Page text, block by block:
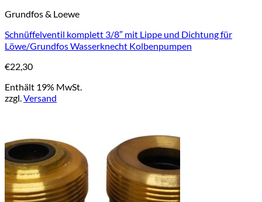
Grundfos & Loewe
Schnüffelventil komplett 3/8″ mit Lippe und Dichtung für
Löwe/Grundfos Wasserknecht Kolbenpumpen
€22,30
Enthält 19% MwSt.
zzgl.Versand